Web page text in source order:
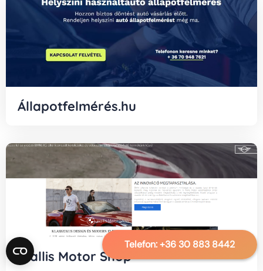
Állapotfelmérés.hu
Wallis Motor Shop
Telefon:+36 30 883 8442